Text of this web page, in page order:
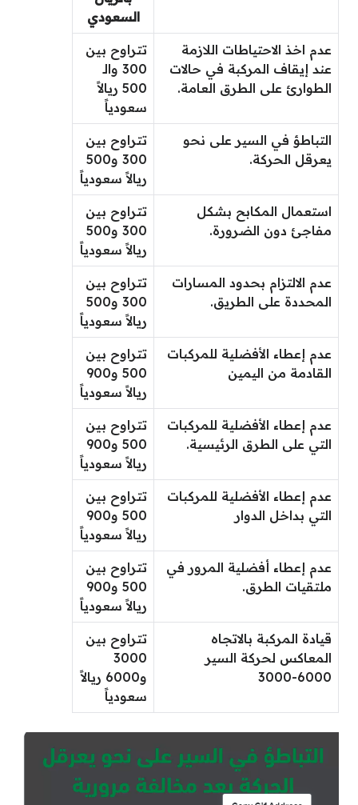
السعودي
عدم اخذ الاحتياطات اللازمة
عند إيقاف المركبة في حالات
الطوارئ على الطرق العامة.
تتراوح بين
300 والـ
500 ريالاً
سعودياً
التباطؤ في السير على نحو
يعرقل الحركة.
تتراوح بين
300 و500
ريالاً سعودياً
استعمال المكابح بشكل
مفاجئ دون الضرورة.
تتراوح بين
300 و500
ريالاً سعودياً
عدم الالتزام بحدود المسارات
المحددة على الطريق.
تتراوح بين
300 و500
ريالاً سعودياً
عدم إعطاء الأفضلية للمركبات
القادمة من اليمين
تتراوح بين
500 و900
ريالاً سعودياً
عدم إعطاء الأفضلية للمركبات
التي على الطرق الرئيسية.
تتراوح بين
500 و900
ريالاً سعودياً
عدم إعطاء الأفضلية للمركبات
التي بداخل الدوار
تتراوح بين
500 و900
ريالاً سعودياً
عدم إعطاء أفضلية المرور في
ملتقيات الطرق.
تتراوح بين
500 و900
ريالاً سعودياً
قيادة المركبة بالاتجاه
المعاكس لحركة السير
3000-6000
تتراوح بين
3000
و6000 ريالاً
سعودياً